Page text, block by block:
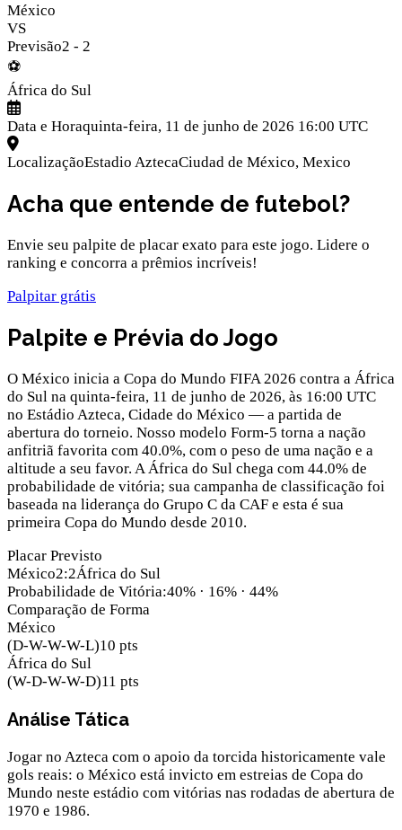
México
VS
Previsão2 - 2
⚽
África do Sul
Data e Horaquinta-feira, 11 de junho de 2026 16:00 UTC
LocalizaçãoEstadio AztecaCiudad de México, Mexico
Acha que entende de futebol?
Envie seu palpite de placar exato para este jogo. Lidere o
ranking e concorra a prêmios incríveis!
Palpitar grátis
Palpite e Prévia do Jogo
O México inicia a Copa do Mundo FIFA 2026 contra a África
do Sul na quinta-feira, 11 de junho de 2026, às 16:00 UTC
no Estádio Azteca, Cidade do México — a partida de
abertura do torneio. Nosso modelo Form-5 torna a nação
anfitriã favorita com 40.0%, com o peso de uma nação e a
altitude a seu favor. A África do Sul chega com 44.0% de
probabilidade de vitória; sua campanha de classificação foi
baseada na liderança do Grupo C da CAF e esta é sua
primeira Copa do Mundo desde 2010.
Placar Previsto
México2:2África do Sul
Probabilidade de Vitória:40% · 16% · 44%
Comparação de Forma
México
(D-W-W-W-L)10 pts
África do Sul
(W-D-W-W-D)11 pts
Análise Tática
Jogar no Azteca com o apoio da torcida historicamente vale
gols reais: o México está invicto em estreias de Copa do
Mundo neste estádio com vitórias nas rodadas de abertura de
1970 e 1986.